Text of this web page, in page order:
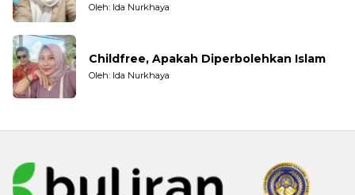
Oleh: Ida Nurkhaya
Childfree, Apakah Diperbolehkan Islam
Oleh: Ida Nurkhaya